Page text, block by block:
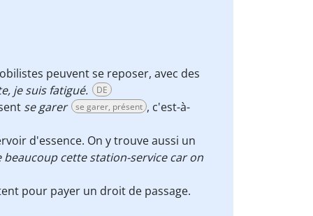
peuvent se reposer, avec des
je suis fatigué.
DE
se garer se garer, présent , c'est-à-
d'essence. On y trouve aussi un
beaucoup cette station-service car on
pour payer un droit de passage.